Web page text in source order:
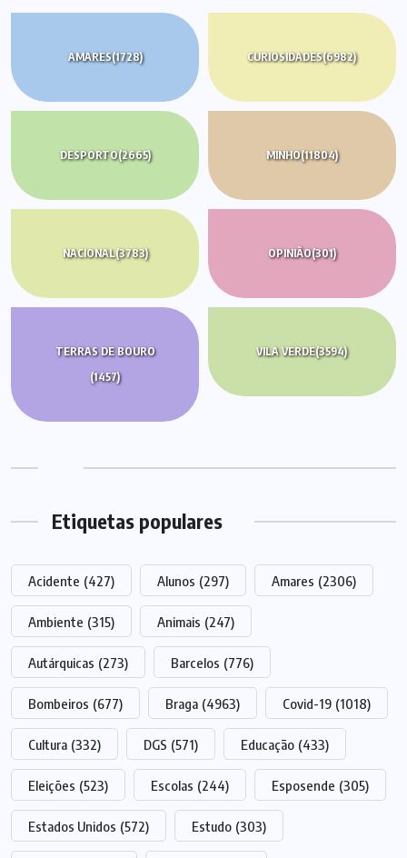
AMARES(1728) CURIOSIDADES(6982)
DESPORTO(2665) MINHO(11804)
NACIONAL(3783) OPINIÃO(301)
TERRAS DE BOURO
(1457)
VILA VERDE(3594)
Etiquetas populares
Acidente (427) Alunos (297) Amares (2306)
Ambiente (315) Animais (247)
Autárquicas (273) Barcelos (776)
Bombeiros (677) Braga (4963) Covid-19 (1018)
Cultura (332) DGS (571) Educação (433)
Eleições (523) Escolas (244) Esposende (305)
Estados Unidos (572) Estudo (303)